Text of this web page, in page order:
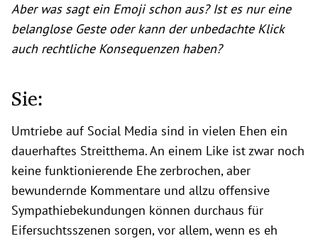
Aber was sagt ein Emoji schon aus? Ist es nur eine
belanglose Geste oder kann der unbedachte Klick
auch rechtliche Konsequenzen haben?
Sie:
Umtriebe auf Social Media sind in vielen Ehen ein
dauerhaftes Streitthema. An einem Like ist zwar noch
keine funktionierende Ehe zerbrochen, aber
bewundernde Kommentare und allzu offensive
Sympathiebekundungen können durchaus für
Eifersuchtsszenen sorgen, vor allem, wenn es eh